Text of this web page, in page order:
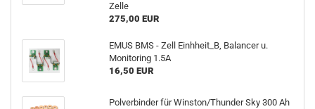
Zelle
275,00 EUR
EMUS BMS - Zell Einhheit_B, Balancer u.
Monitoring 1.5A
16,50 EUR
Polverbinder für Winston/Thunder Sky 300 Ah